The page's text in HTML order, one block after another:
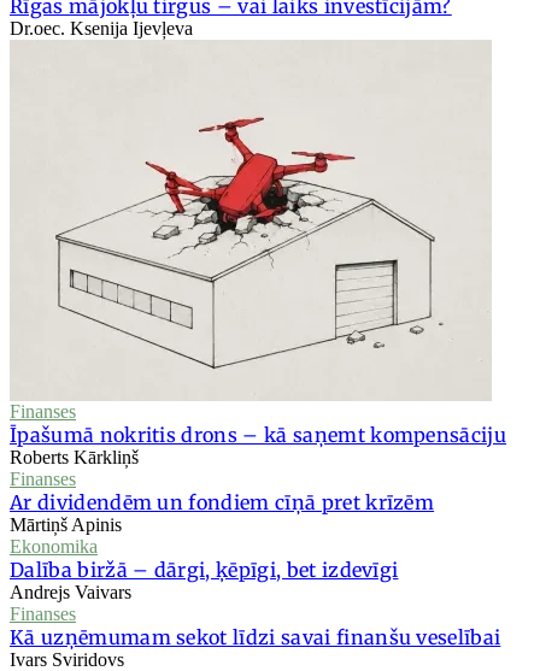
Rīgas mājokļu tirgus – vai laiks investīcijām?
Dr.oec. Ksenija Ijevļeva
Finanses
Īpašumā nokritis drons – kā saņemt kompensāciju
Roberts Kārkliņš
Finanses
Ar dividendēm un fondiem cīņā pret krīzēm
Mārtiņš Apinis
Ekonomika
Dalība biržā – dārgi, ķēpīgi, bet izdevīgi
Andrejs Vaivars
Finanses
Kā uzņēmumam sekot līdzi savai finanšu veselībai
Ivars Sviridovs